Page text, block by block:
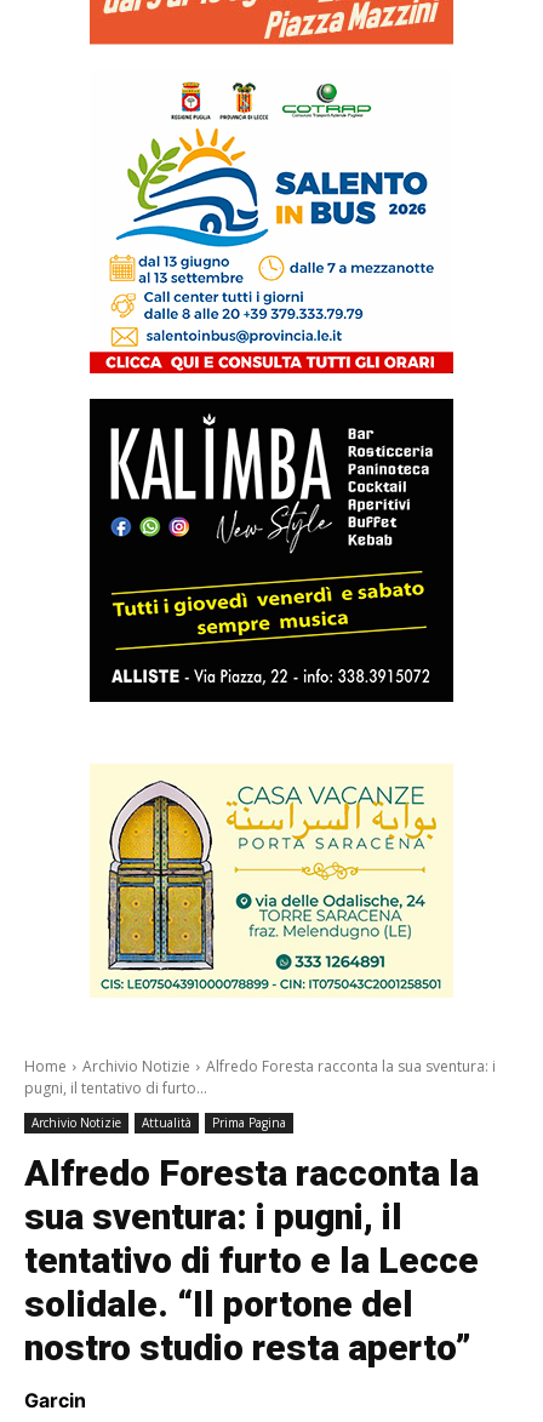
Home Archivio Notizie
Alfredo Foresta racconta la sua sventura: i
pugni, il tentativo di furto...
Archivio Notizie Attualità Prima Pagina
Alfredo Foresta racconta la
sua sventura: i pugni, il
tentativo di furto e la Lecce
solidale. “Il portone del
nostro studio resta aperto”
Garcin